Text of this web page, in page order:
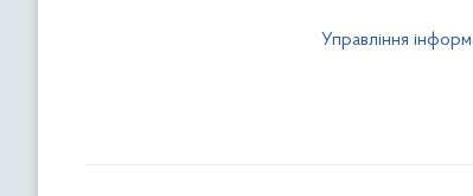
Управління